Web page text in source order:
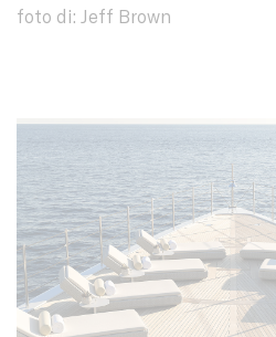
foto di: Jeff Brown